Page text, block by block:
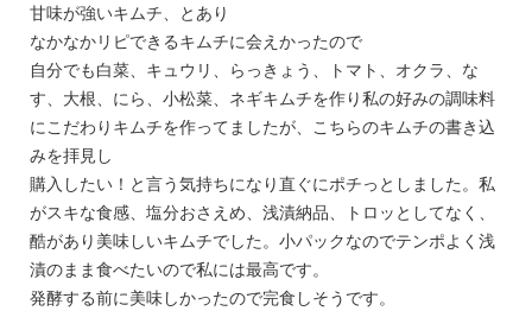
甘味が強いキムチ、とあり
なかなかリピできるキムチに会えかったので
自分でも白菜、キュウリ、らっきょう、トマト、オクラ、な
す、大根、にら、小松菜、ネギキムチを作り私の好みの調味料
にこだわりキムチを作ってましたが、こちらのキムチの書き込
みを拝見し
購入したい！と言う気持ちになり直ぐにポチっとしました。私
がスキな食感、塩分おさえめ、浅漬納品、トロッとしてなく、
酷があり美味しいキムチでした。小パックなのでテンポよく浅
漬のまま食べたいので私には最高です。
発酵する前に美味しかったので完食しそうです。